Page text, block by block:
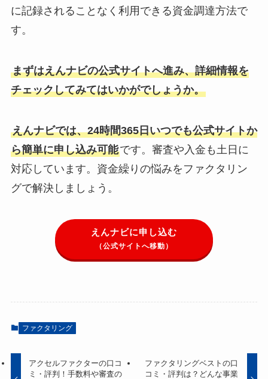
に記録されることなく利用できる資金調達方法で
す。
まずはえんナビの公式サイトへ進み、詳細情報を
チェックしてみてはいかがでしょうか。
えんナビでは、24時間365日いつでも公式サイトか
ら簡単に申し込み可能です。審査や入金も土日に
対応しています。資金繰りの悩みをファクタリン
グで解決しましょう。
えんナビに申し込む
（公式サイトへ移動）
ファクタリング
アクセルファクターの口コ
ミ・評判！手数料や審査の
ファクタリングベストの口
コミ・評判は？どんな事業